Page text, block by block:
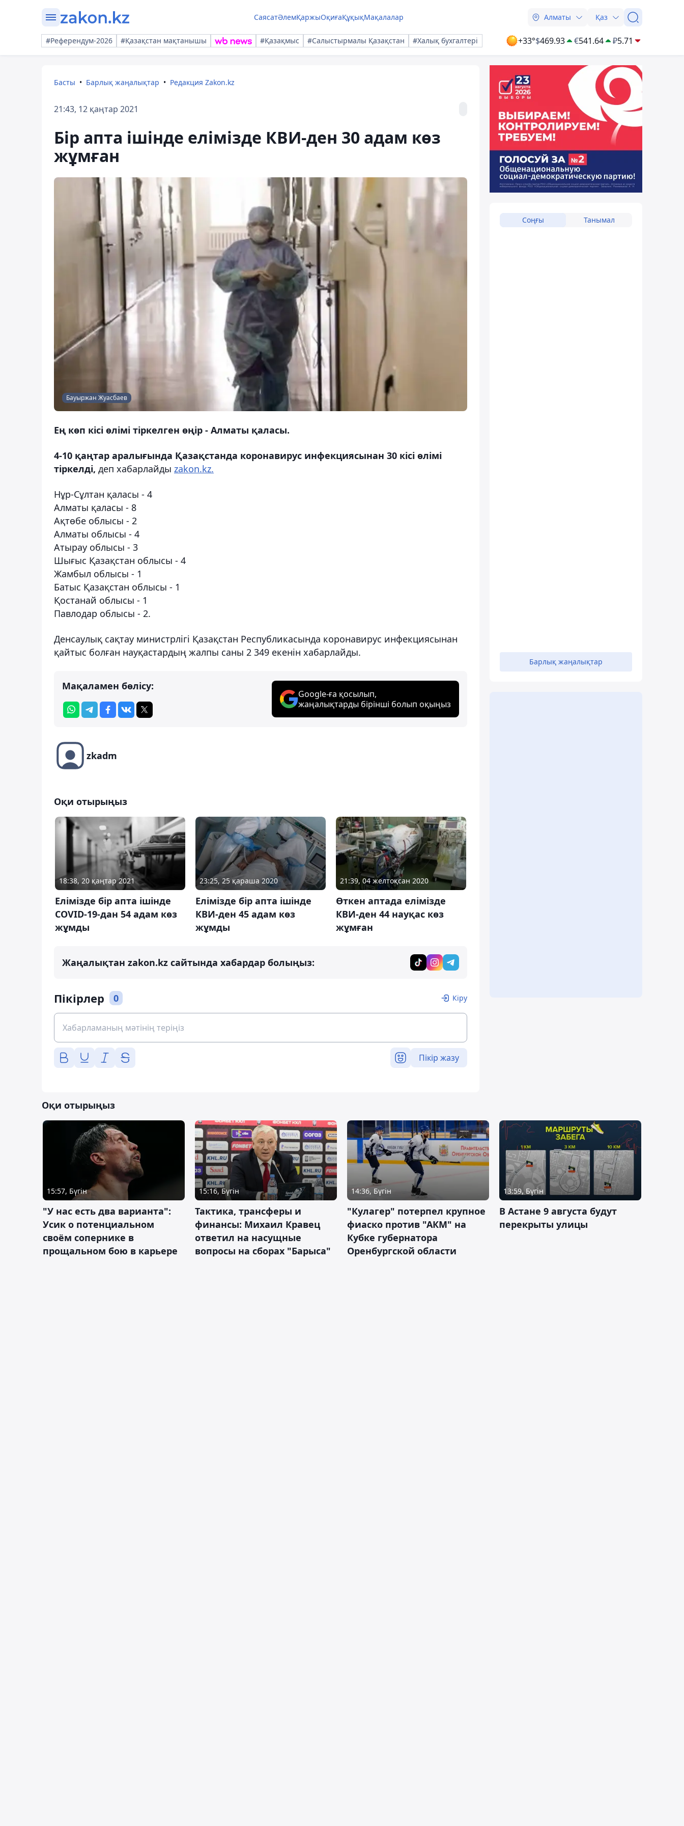
СаясатӘлемҚаржыОқиғаҚұқықМақалалар Алматы Қаз
#Референдум-2026 #Қазақстан мақтанышы #Қазақмыс #Салыстырмалы Қазақстан #Халық бухгалтері +33°$469.93 €541.64 ₽5.71
Басты Барлық жаңалықтар Редакция Zakon.kz
21:43, 12 қаңтар 2021
Бір апта ішінде елімізде КВИ-ден 30 адам көз
жұмған
Бауыржан Жуасбаев
Ең көп кісі өлімі тіркелген өңір - Алматы қаласы.
4-10 қаңтар аралығында Қазақстанда коронавирус инфекциясынан 30 кісі өлімі
тіркелді, деп хабарлайды zakon.kz.
Нұр-Сұлтан қаласы - 4
Алматы қаласы - 8
Ақтөбе облысы - 2
Алматы облысы - 4
Атырау облысы - 3
Шығыс Қазақстан облысы - 4
Жамбыл облысы - 1
Батыс Қазақстан облысы - 1
Қостанай облысы - 1
Павлодар облысы - 2.
Денсаулық сақтау министрлігі Қазақстан Республикасында коронавирус инфекциясынан
қайтыс болған науқастардың жалпы саны 2 349 екенін хабарлайды.
Мақаламен бөлісу:
Google-ға қосылып,
жаңалықтарды бірінші болып оқыңыз
zkadm
Оқи отырыңыз
18:38, 20 қаңтар 2021
Елімізде бір апта ішінде
COVID-19-дан 54 адам көз
жұмды
23:25, 25 қараша 2020
Елімізде бір апта ішінде
КВИ-ден 45 адам көз
жұмды
21:39, 04 желтоқсан 2020
Өткен аптада елімізде
КВИ-ден 44 науқас көз
жұмған
Жаңалықтан zakon.kz сайтында хабардар болыңыз:
Пікірлер 0 Кіру
Пікір жазу
Соңғы Танымал
Барлық жаңалықтар
Оқи отырыңыз
15:57, Бүгін
"У нас есть два варианта":
Усик о потенциальном
своём сопернике в
прощальном бою в карьере
15:16, Бүгін
Тактика, трансферы и
финансы: Михаил Кравец
ответил на насущные
вопросы на сборах "Барыса"
14:36, Бүгін
"Кулагер" потерпел крупное
фиаско против "АКМ" на
Кубке губернатора
Оренбургской области
13:59, Бүгін
В Астане 9 августа будут
перекрыты улицы